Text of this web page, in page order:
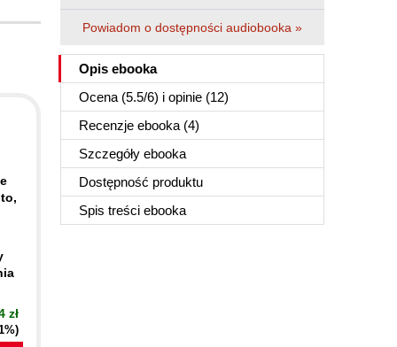
Powiadom o dostępności audiobooka »
Opis ebooka
Ocena (5.5/6) i opinie (12)
Recenzje ebooka (4)
Szczegóły ebooka
Dostępność produktu
Spis treści ebooka
zł